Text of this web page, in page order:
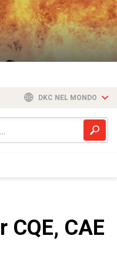
DKC NEL MONDO
CQE, CAE